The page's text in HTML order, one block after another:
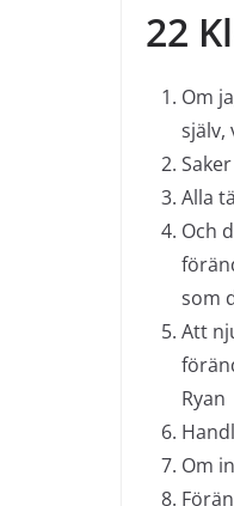
22
Om
själv,
Alla
Och
som
Att
Ryan
Om